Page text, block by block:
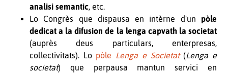
analisi semantic, etc.
Lo Congrès que dispausa en intèrne d'un pòle
dedicat a la difusion de la lenga capvath la societat
(auprès deus particulars, enterpresas,
collectivitats). Lo pòle Lenga e Societat(Lenga e
societat) que perpausa mantun servici en